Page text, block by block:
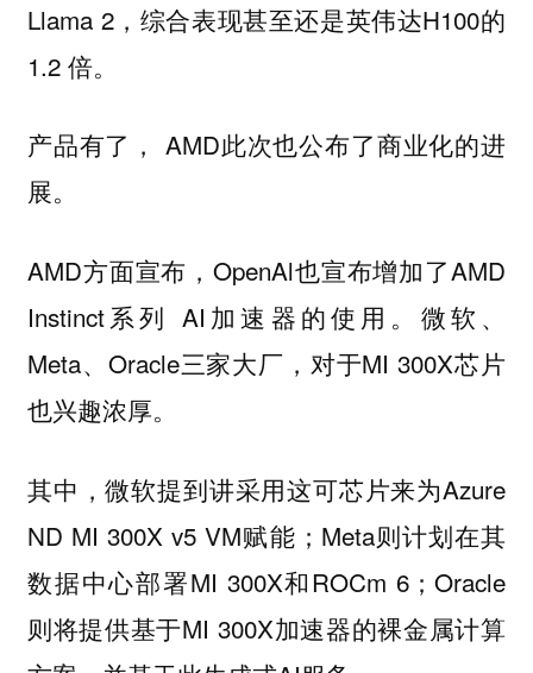
Llama 2，综合表现甚至还是英伟达H100的
1.2 倍。
产品有了， AMD此次也公布了商业化的进
展。
AMD方面宣布，OpenAl也宣布增加了AMD
Instinct系列 AI加速器的使用。微软、
Meta、Oracle三家大厂，对于MI 300X芯片
也兴趣浓厚。
其中，微软提到讲采用这可芯片来为Azure
ND MI 300X v5 VM赋能；Meta则计划在其
数据中心部署MI 300X和ROCm 6；Oracle
则将提供基于MI 300X加速器的裸金属计算